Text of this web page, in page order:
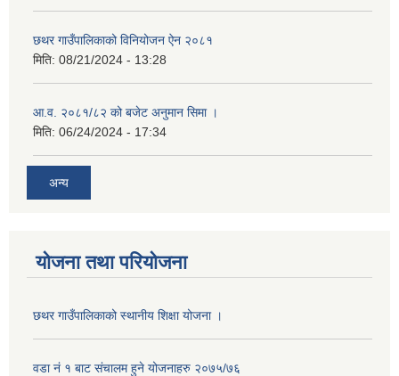
छथर गाउँपालिकाको विनियोजन ऐन २०८१
मिति: 08/21/2024 - 13:28
आ.व. २०८१/८२ को बजेट अनुमान सिमा ।
मिति: 06/24/2024 - 17:34
अन्य
योजना तथा परियोजना
छथर गाउँपालिकाको स्थानीय शिक्षा योजना ।
वडा नं १ बाट संचालम हुने योजनाहरु २०७५/७६